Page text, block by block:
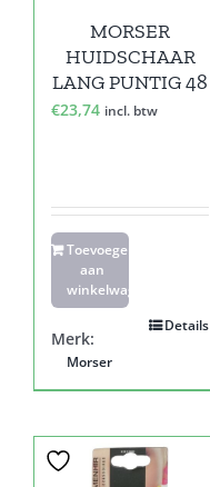
MORSER
HUIDSCHAAR
LANG PUNTIG 48
€23,74 incl. btw
Toevoegen
aan
winkelwagen
Details
Merk:
Morser